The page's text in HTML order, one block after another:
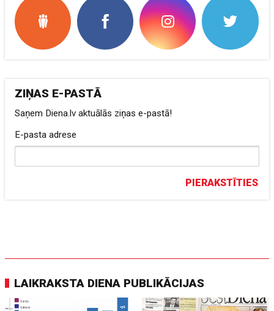
ZIŅAS E-PASTĀ
Saņem Diena.lv aktuālās ziņas e-pastā!
E-pasta adrese
PIERAKSTĪTIES
LAIKRAKSTA DIENA PUBLIKĀCIJAS